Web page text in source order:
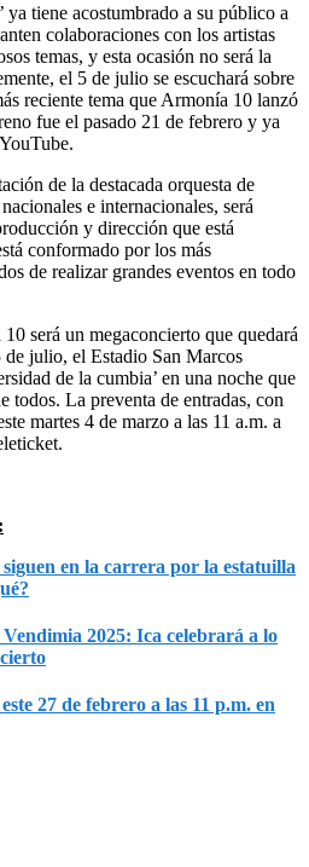
ya tiene acostumbrado a su público a
colaboraciones con los artistas
temas, y esta ocasión no será la
el 5 de julio se escuchará sobre
reciente tema que Armonía 10 lanzó
fue el pasado 21 de febrero y ya
de la destacada orquesta de
e internacionales, será
y dirección que está
conformado por los más
de realizar grandes eventos en todo
será un megaconcierto que quedará
julio, el Estadio San Marcos
de la cumbia’ en una noche que
todos. La preventa de entradas, con
martes 4 de marzo a las 11 a.m. a
en la carrera por la estatuilla
2025: Ica celebrará a lo
27 de febrero a las 11 p.m. en